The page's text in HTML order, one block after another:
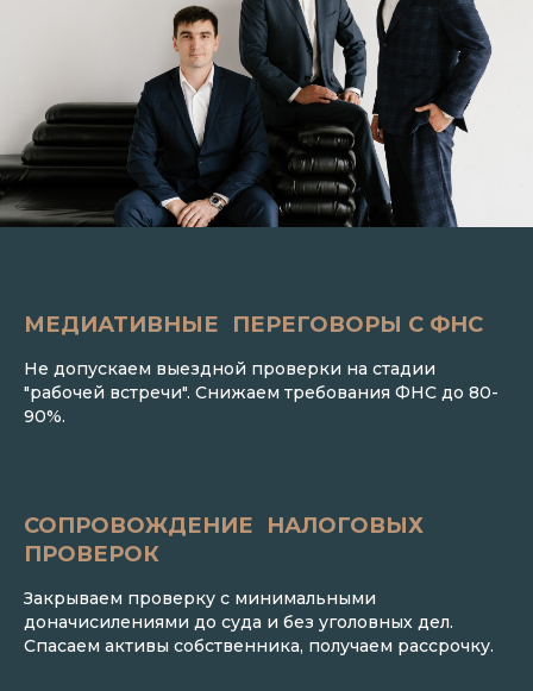
МЕДИАТИВНЫЕ ПЕРЕГОВОРЫ С ФНС
Не допускаем выездной проверки на стадии
"рабочей встречи". Снижаем требования ФНС до 80-
90%.
СОПРОВОЖДЕНИЕ НАЛОГОВЫХ
ПРОВЕРОК
Закрываем проверку с минимальными
доначисилениями до суда и без уголовных дел.
Спасаем активы собственника, получаем рассрочку.